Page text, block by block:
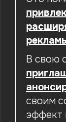
В свою
своим
эффект